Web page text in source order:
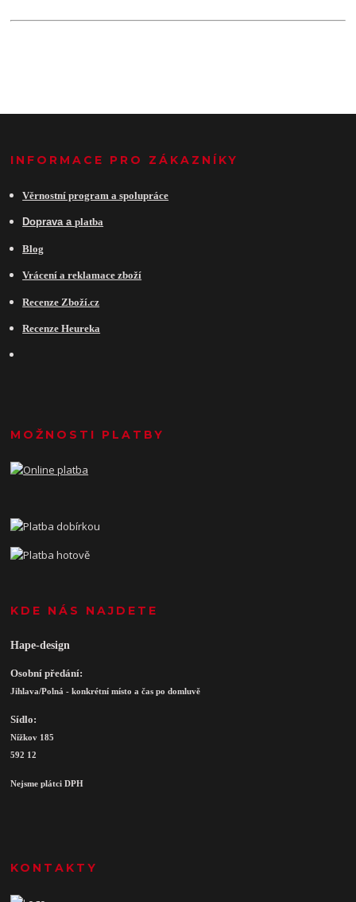
INFORMACE PRO ZÁKAZNÍKY
Věrnostní program a spolupráce
Doprava aplatba
Blog
Vrácení a reklamace zboží
Recenze Zboží.cz
Recenze Heureka
MOŽNOSTI PLATBY
KDE NÁS NAJDETE
Hape-design
Osobní předání:
Jihlava/Polná - konkrétní místo a čas po domluvě
Sídlo:
Nížkov 185
592 12
Nejsme plátci DPH
KONTAKTY